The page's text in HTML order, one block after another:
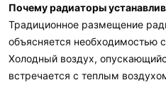
Почему радиаторы
Традиционное размещение
объясняется необходимостью
Холодный воздух,
встречается с теплым